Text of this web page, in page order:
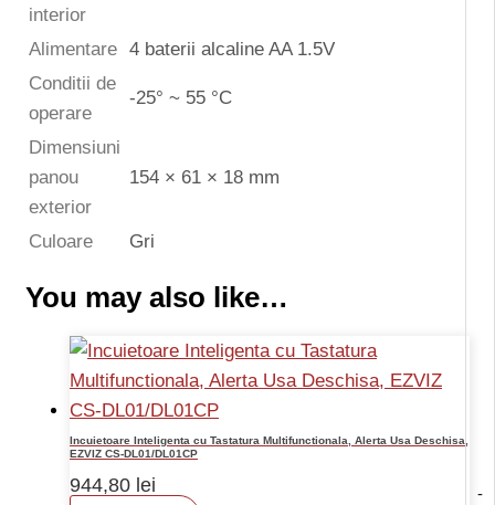
-
interior
Alimentare 4 baterii alcaline AA 1.5V
Conditii de
operare
-25° ~ 55 °C
Dimensiuni
panou
exterior
154 × 61 × 18 mm
Culoare Gri
You may also like…
Incuietoare Inteligenta cu Tastatura Multifunctionala, Alerta Usa Deschisa,
EZVIZ CS-DL01/DL01CP
944,80 lei